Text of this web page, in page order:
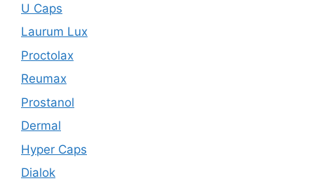
U Caps
Laurum Lux
Proctolax
Reumax
Prostanol
Dermal
Hyper Caps
Dialok